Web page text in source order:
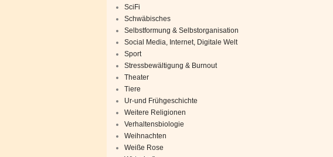
SciFi
Schwäbisches
Selbstformung & Selbstorganisation
Social Media, Internet, Digitale Welt
Sport
Stressbewältigung & Burnout
Theater
Tiere
Ur-und Frühgeschichte
Weitere Religionen
Verhaltensbiologie
Weihnachten
Weiße Rose